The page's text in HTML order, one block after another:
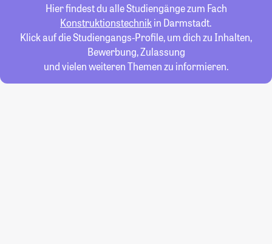
Hier findest du alle Studiengänge zum Fach
Konstruktionstechnikin Darmstadt.
Klick auf die Studiengangs-Profile, um dich zu Inhalten,
Bewerbung, Zulassung
und vielen weiteren Themen zu informieren.